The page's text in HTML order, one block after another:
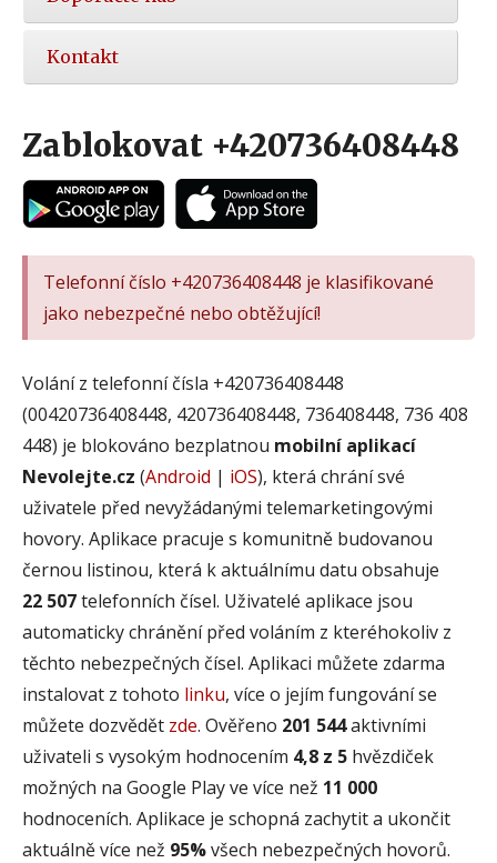
Kontakt
Zablokovat +420736408448
Telefonní číslo +420736408448 je klasifikované
jako nebezpečné nebo obtěžující!
Volání z telefonní čísla +420736408448
(00420736408448, 420736408448, 736408448, 736 408
448) je blokováno bezplatnou mobilní aplikací
Nevolejte.cz (Android | iOS), která chrání své
uživatele před nevyžádanými telemarketingovými
hovory. Aplikace pracuje s komunitně budovanou
černou listinou, která k aktuálnímu datu obsahuje
22 507telefonních čísel. Uživatelé aplikace jsou
automaticky chránění před voláním z kteréhokoliv z
těchto nebezpečných čísel. Aplikaci můžete zdarma
instalovat z tohoto linku, více o jejím fungování se
můžete dozvědět zde. Ověřeno 201 544aktivními
uživateli s vysokým hodnocením 4,8 z 5 hvězdiček
možných na Google Play ve více než 11 000
hodnoceních. Aplikace je schopná zachytit a ukončit
aktuálně více než 95%všech nebezpečných hovorů.